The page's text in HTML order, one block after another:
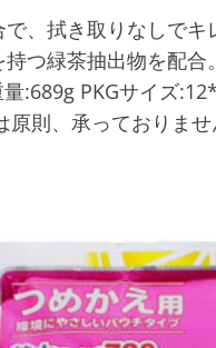
、拭き取りなしでキ
つ緑茶抽出物を配
:689g PKGサイズ
則、承っておりま